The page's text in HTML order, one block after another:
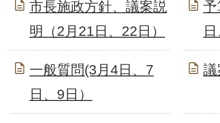
市長施政方針、議案説
明（2月21日、22日）
予
一般質問(3月4日、7
日、9日）
議